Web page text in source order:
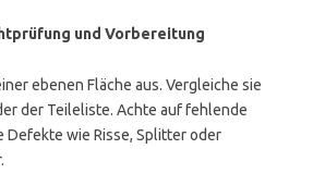
und Vorbereitung
ebenen Fläche aus. Vergleiche sie
der Teileliste. Achte auf fehlende
wie Risse, Splitter oder